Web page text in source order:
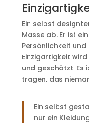
Ein selbst
Masse ab. Er ist
Persönlichkeit und
Einzigartigkeit
und geschätzt. Es
tragen, das
Ein selbst
nur ein